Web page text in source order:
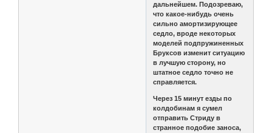
дальнейшем. Подозреваю,
что какое-нибудь очень
сильно амортизирующее
седло, вроде некоторых
моделей подпружиненных
Бруксов изменит ситуацию
в лучшую сторону, но
штатное седло точно не
справляется.
Через 15 минут езды по
колдобинам я сумел
отправить Стриду в
странное подобие заноса,